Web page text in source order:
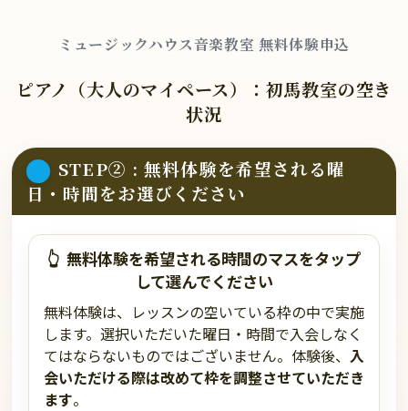
ミュージックハウス音楽教室 無料体験申込
ピアノ（大人のマイペース）：初馬教室の空き
状況
STEP② : 無料体験を希望される曜
日・時間をお選びください
👆 無料体験を希望される時間のマスをタップ
して選んでください
無料体験は、レッスンの空いている枠の中で実施
します。選択いただいた曜日・時間で入会しなく
てはならないものではございません。体験後、 入
会いただける際は改めて枠を調整させていただき
ます。